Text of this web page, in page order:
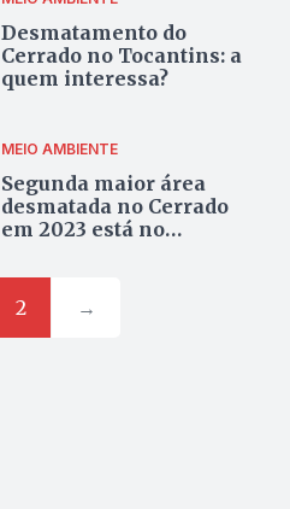
Desmatamento do
Cerrado no Tocantins: a
quem interessa?
MEIO AMBIENTE
Segunda maior área
desmatada no Cerrado
em 2023 está no
2 →